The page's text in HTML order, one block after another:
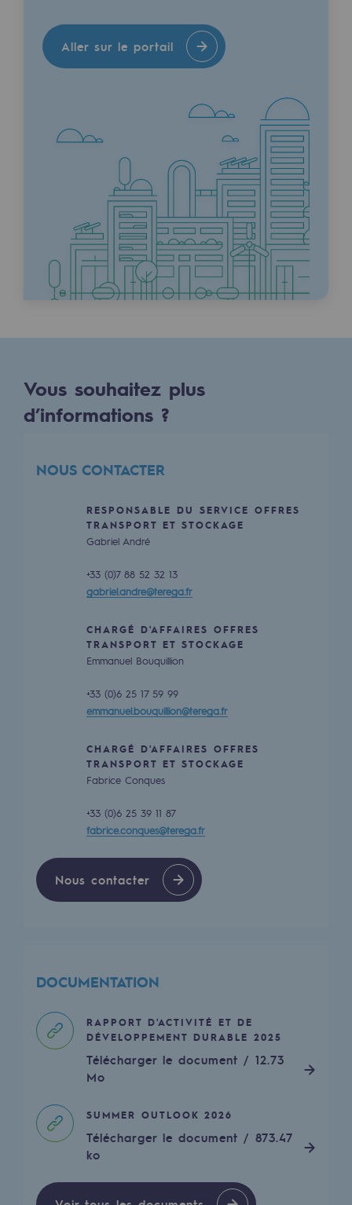
Biométhane
Biométhane : Enjeux et opportunités
Qu'est-ce que la méthanisation ?
Teréga, partenaire de référence sur le
Hydrogène
Hydrogène : Enjeux et opportunités
Production d'hydrogène
Transport d'hydrogène
Projet H2med
Appel à Manifestation d'Intérêt H2 et
Stratégie & Innovation
Notre stratégie d’innovation
Notre stratégie d’innovation
Objectif Recherche & Innovation :
Objectif Recherche & Innovation :
Objectif Recherche & Innovation :
Partenariats et innovation participative
Newsroom
Communiqués de presse
Evénements
L'édito Teréga
Les actions soutenues par Teréga
Aller sur le portail
Vous souhaitez plus
d’informations ?
NOUS CONTACTER
RESPONSABLE DU SERVICE OFFRES
TRANSPORT ET STOCKAGE
Gabriel André
+33 (0)7 88 52 32 13
gabriel.andre@terega.fr
CHARGÉ D'AFFAIRES OFFRES
TRANSPORT ET STOCKAGE
Emmanuel Bouquillion
+33 (0)6 25 17 59 99
emmanuel.bouquillion@terega.fr
CHARGÉ D'AFFAIRES OFFRES
TRANSPORT ET STOCKAGE
Fabrice Conques
+33 (0)6 25 39 11 87
fabrice.conques@terega.fr
Nous contacter
DOCUMENTATION
RAPPORT D'ACTIVITÉ ET DE
DÉVELOPPEMENT DURABLE 2025
Télécharger le document / 12.73
Mo
SUMMER OUTLOOK 2026
Télécharger le document / 873.47
ko